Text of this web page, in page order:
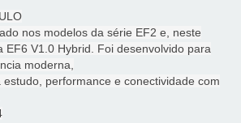
nos modelos da série EF2 e, neste
EF6 V1.0 Hybrid. Foi desenvolvido para
moderna,
performance e conectividade com